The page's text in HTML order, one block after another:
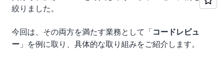
絞りました。
今回は、その両方を満たす業務として「コードレビュ
ー 」を例に取り、具体的な取り組みをご紹介します。